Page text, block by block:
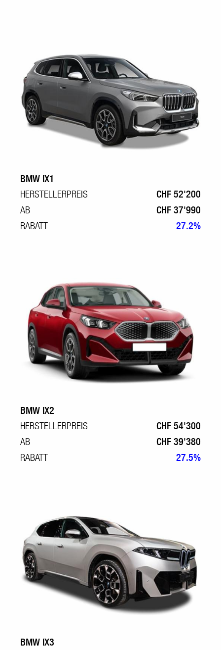
BMW IX1
HERSTELLERPREIS
CHF 52'200
AB
CHF 37'990
RABATT
27.2%
BMW IX2
HERSTELLERPREIS
CHF 54'300
AB
CHF 39'380
RABATT
27.5%
BMW IX3